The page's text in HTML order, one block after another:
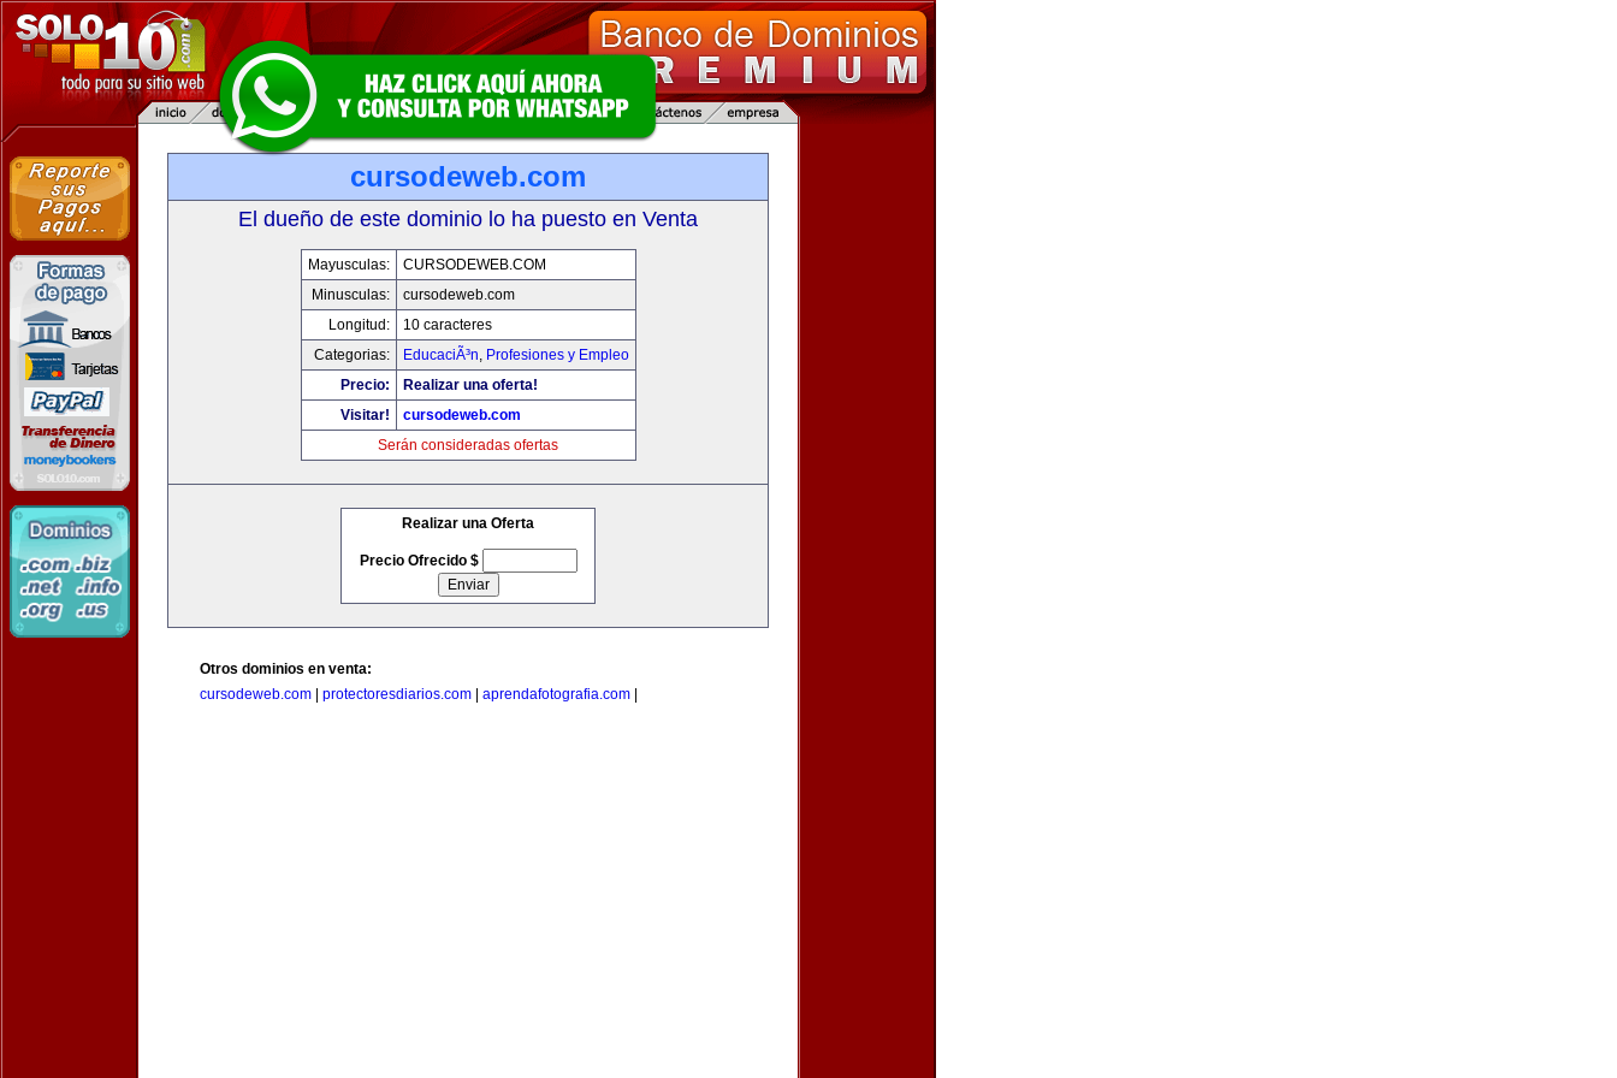
cursodeweb.com
El dueño de este dominio lo ha puesto en Venta
Mayusculas:
CURSODEWEB.COM
Minusculas:
cursodeweb.com
Longitud:
10 caracteres
Categorias:
EducaciÃ³n, Profesiones y Empleo
Precio:
Realizar una oferta!
Visitar!
cursodeweb.com
Serán consideradas ofertas
Realizar una Oferta
Precio Ofrecido $
Otros dominios en venta:
cursodeweb.com
protectoresdiarios.com aprendafotografia.com